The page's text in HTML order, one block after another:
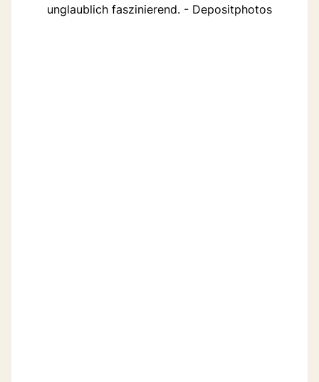
unglaublich faszinierend. - Depositphotos